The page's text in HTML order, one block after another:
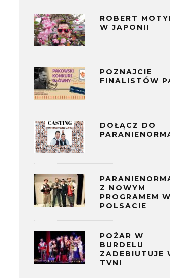
ROBERT
W JAPONII
POZNAJCIE
FINALISTÓW
DOŁĄCZ DO
Z NOWYM
PROGRAMEM W
POLSACIE
POŻAR W
BURDELU
ZADEBIUTUJE
TVN!